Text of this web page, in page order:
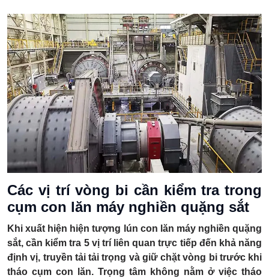
Các vị trí vòng bi cần kiểm tra trong
cụm con lăn máy nghiền quặng sắt
Khi xuất hiện hiện tượng lún con lăn máy nghiền quặng
sắt, cần kiểm tra 5 vị trí liên quan trực tiếp đến khả năng
định vị, truyền tải tải trọng và giữ chặt vòng bi trước khi
tháo cụm con lăn. Trọng tâm không nằm ở việc tháo